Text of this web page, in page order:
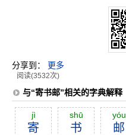
分享到： 更多
阅读(3532次)
与“寄书邮”相关的字典解释
jì
寄
shū
书
yóu
邮